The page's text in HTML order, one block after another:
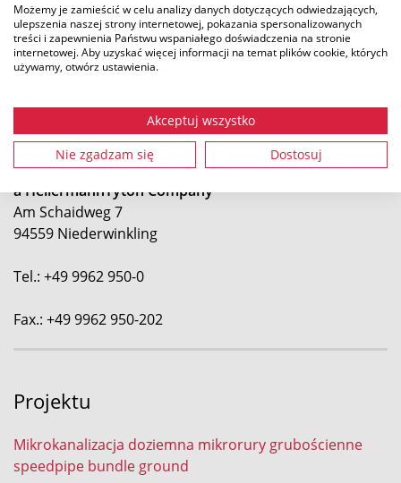
Możemy je zamieścić w celu analizy danych dotyczących odwiedzających,
ulepszenia naszej strony internetowej, pokazania spersonalizowanych
treści i zapewnienia Państwu wspaniałego doświadczenia na stronie
internetowej. Aby uzyskać więcej informacji na temat plików cookie, których
używamy, otwórz ustawienia.
Akceptuj wszystko
Nie zgadzam się Dostosuj
gabo Systemtechnik GmbH
a HellermannTyton Company
Am Schaidweg 7
94559 Niederwinkling
Tel.: +49 9962 950-0
Fax.: +49 9962 950-202
Projektu
Mikrokanalizacja doziemna mikrorury grubościenne
speedpipe bundle ground